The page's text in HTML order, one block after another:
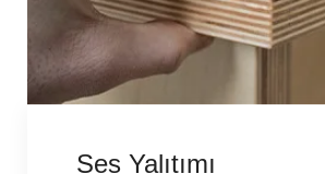
Ses Yalıtımı